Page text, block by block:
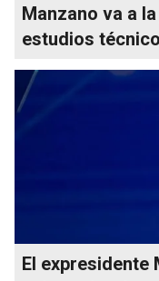
Manzano va a
estudios
El expresidente